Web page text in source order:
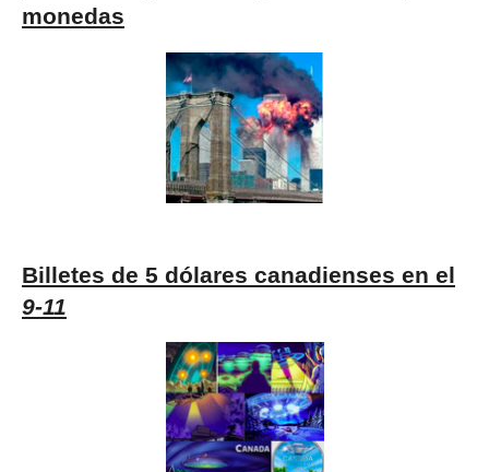
monedas
Billetes de 5 dólares canadienses en el
9-11